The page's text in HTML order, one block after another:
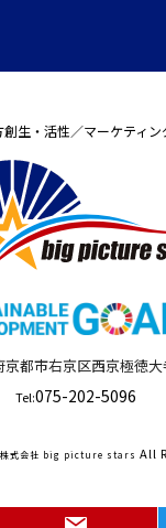
創生・活性／マーケティン
京都市右京区西京極徳
Tel:075-202-5096
株式会社 big picture stars All